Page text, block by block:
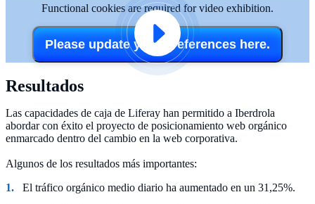
Functional cookies are required for video exhibition.
Please update your preferences here.
Resultados
Las capacidades de caja de Liferay han permitido a Iberdrola
abordar con éxito el proyecto de posicionamiento web orgánico
enmarcado dentro del cambio en la web corporativa.
Algunos de los resultados más importantes:
El tráfico orgánico medio diario ha aumentado en un 31,25%.